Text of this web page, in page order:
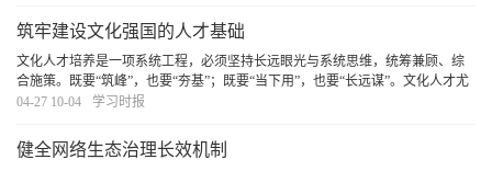
筑牢建设文化强国的人才基础
文化人才培养是一项系统工程，必须坚持长远眼光与系统思维，统筹兼顾、综
合施策。既要“筑峰”，也要“夯基”；既要“当下用”，也要“长远谋”。文化人才尤
其是文艺人才的成长有其自身规律和特点，必须深刻洞察当前人才队伍呈现的
04-27 10-04 学习时报
健全网络生态治理长效机制